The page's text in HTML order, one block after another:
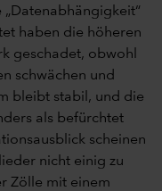
haben die höheren
geschadet, obwohl
schwächen und
bleibt stabil, und die
als befürchtet
scheinen
nicht einig zu
Zölle mit einem